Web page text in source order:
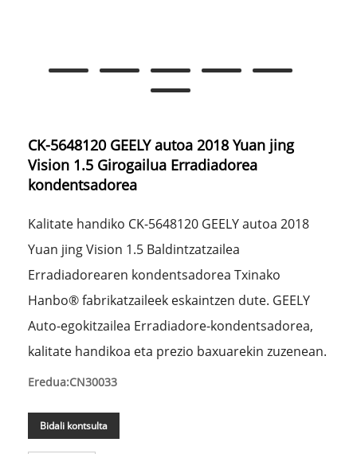
CK-5648120 GEELY autoa 2018 Yuan jing
Vision 1.5 Girogailua Erradiadorea
kondentsadorea
Kalitate handiko CK-5648120 GEELY autoa 2018
Yuan jing Vision 1.5 Baldintzatzailea
Erradiadorearen kondentsadorea Txinako
Hanbo® fabrikatzaileek eskaintzen dute. GEELY
Auto-egokitzailea Erradiadore-kondentsadorea,
kalitate handikoa eta prezio baxuarekin zuzenean.
Eredua:CN30033
Bidali kontsulta